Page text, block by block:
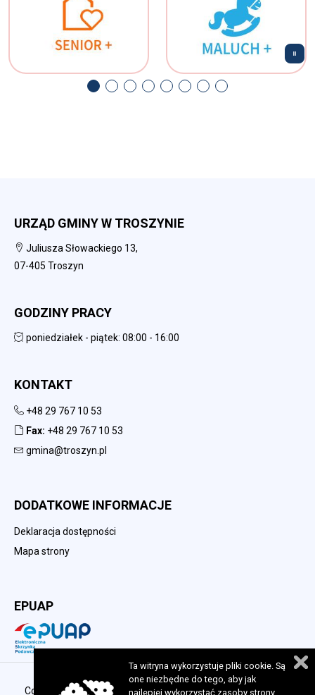
URZĄD GMINY W TROSZYNIE
Juliusza Słowackiego 13,
07-405 Troszyn
GODZINY PRACY
poniedziałek - piątek: 08:00 - 16:00
KONTAKT
+48 29 767 10 53
Fax: +48 29 767 10 53
gmina@troszyn.pl
DODATKOWE INFORMACJE
Deklaracja dostępności
Mapa strony
EPUAP
Copyright 2023 © Urząd Gminy w Troszynie. Wszelkie prawa
Ta witryna wykorzystuje pliki cookie. Są
one niezbędne do tego, aby jak
najlepiej wykorzystać zasoby strony